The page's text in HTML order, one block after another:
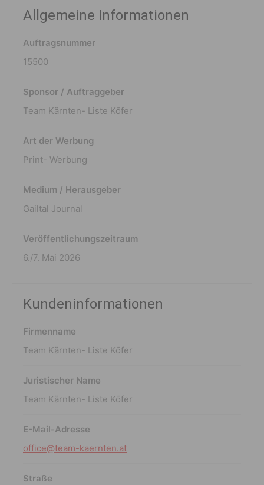
Allgemeine Informationen
Auftragsnummer
15500
Sponsor / Auftraggeber
Team Kärnten- Liste Köfer
Art der Werbung
Print- Werbung
Medium / Herausgeber
Gailtal Journal
Veröffentlichungszeitraum
6./7. Mai 2026
Kundeninformationen
Firmenname
Team Kärnten- Liste Köfer
Juristischer Name
Team Kärnten- Liste Köfer
E-Mail-Adresse
office@team-kaernten.at
Straße